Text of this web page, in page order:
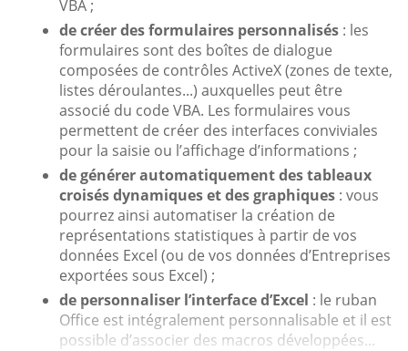
VBA ;
de créer des formulaires personnalisés : les
formulaires sont des boîtes de dialogue
composées de contrôles ActiveX (zones de texte,
listes déroulantes...) auxquelles peut être
associé du code VBA. Les formulaires vous
permettent de créer des interfaces conviviales
pour la saisie ou l’affichage d’informations ;
de générer automatiquement des tableaux
croisés dynamiques et des graphiques : vous
pourrez ainsi automatiser la création de
représentations statistiques à partir de vos
données Excel (ou de vos données d’Entreprises
exportées sous Excel) ;
de personnaliser l’interface d’Excel : le ruban
Office est intégralement personnalisable et il est
possible d’associer des macros développées...